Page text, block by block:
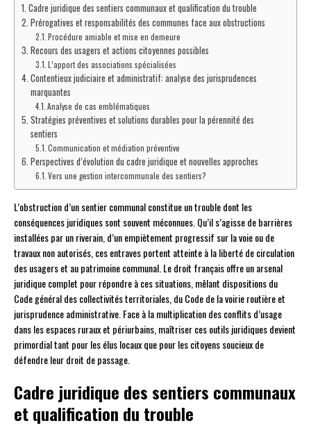
Cadre juridique des sentiers communaux et qualification du trouble
Prérogatives et responsabilités des communes face aux obstructions
Procédure amiable et mise en demeure
Recours des usagers et actions citoyennes possibles
L’apport des associations spécialisées
Contentieux judiciaire et administratif: analyse des jurisprudences
marquantes
Analyse de cas emblématiques
Stratégies préventives et solutions durables pour la pérennité des
sentiers
Communication et médiation préventive
Perspectives d’évolution du cadre juridique et nouvelles approches
Vers une gestion intercommunale des sentiers?
L’obstruction d’un sentier communal constitue un trouble dont les
conséquences juridiques sont souvent méconnues. Qu’il s’agisse de barrières
installées par un riverain, d’un empiètement progressif sur la voie ou de
travaux non autorisés, ces entraves portent atteinte à la liberté de circulation
des usagers et au patrimoine communal. Le droit français offre un arsenal
juridique complet pour répondre à ces situations, mêlant dispositions du
Code général des collectivités territoriales, du Code de la voirie routière et
jurisprudence administrative. Face à la multiplication des conflits d’usage
dans les espaces ruraux et périurbains, maîtriser ces outils juridiques devient
primordial tant pour les élus locaux que pour les citoyens soucieux de
défendre leur droit de passage.
Cadre juridique des sentiers communaux
et qualification du trouble